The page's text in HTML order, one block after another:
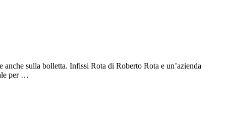
sulla bolletta. Infissi Rota di Roberto Rota e un’azienda
per …